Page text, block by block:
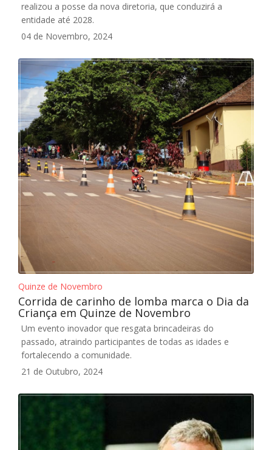
realizou a posse da nova diretoria, que conduzirá a
entidade até 2028.
04 de Novembro, 2024
Quinze de Novembro
Corrida de carinho de lomba marca o Dia da
Criança em Quinze de Novembro
Um evento inovador que resgata brincadeiras do
passado, atraindo participantes de todas as idades e
fortalecendo a comunidade.
21 de Outubro, 2024